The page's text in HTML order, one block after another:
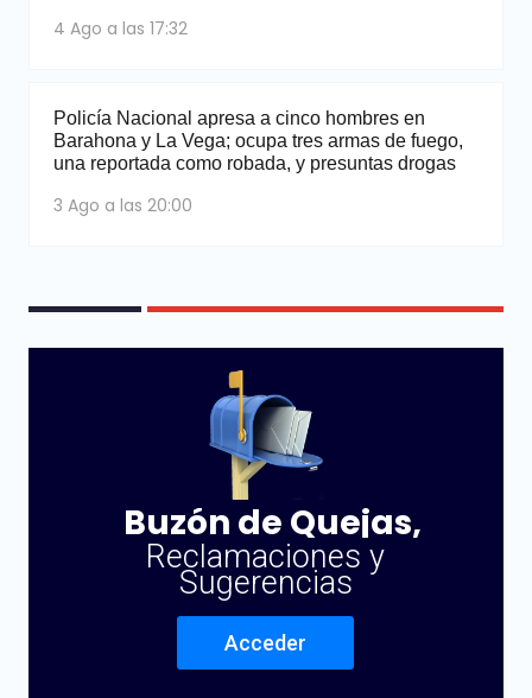
4 Ago a las 17:32
Policía Nacional apresa a cinco hombres en
Barahona y La Vega; ocupa tres armas de fuego,
una reportada como robada, y presuntas drogas
3 Ago a las 20:00
Buzón de Quejas,
Reclamaciones y
Sugerencias
Acceder